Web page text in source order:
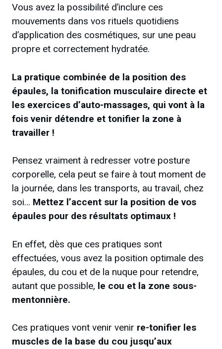
Vous avez la possibilité d’inclure ces
mouvements dans vos rituels quotidiens
d’application des cosmétiques, sur une peau
propre et correctement hydratée.
La pratique combinée de la position des
épaules, la tonification musculaire directe et
les exercices d’auto-massages, qui vont à la
fois venir détendre et tonifier la zone à
travailler !
Pensez vraiment à redresser votre posture
corporelle, cela peut se faire à tout moment de
la journée, dans les transports, au travail, chez
soi… Mettez l’accent sur la position de vos
épaules pour des résultats optimaux !
En effet, dès que ces pratiques sont
effectuées, vous avez la position optimale des
épaules, du cou et de la nuque pour retendre,
autant que possible, le cou et la zone sous-
mentonnière.
Ces pratiques vont venir venir re-tonifier les
muscles de la base du cou jusqu’aux